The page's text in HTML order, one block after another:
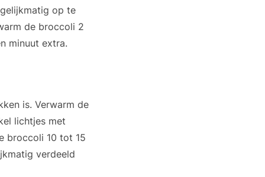
op te
de broccoli 2
minuut extra.
is. Verwarm de
lichtjes met
broccoli 10 tot 15
verdeeld